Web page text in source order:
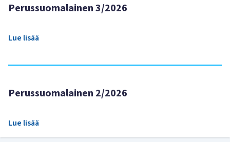
Perussuomalainen 3/2026
Lue lisää
Perussuomalainen 2/2026
Lue lisää